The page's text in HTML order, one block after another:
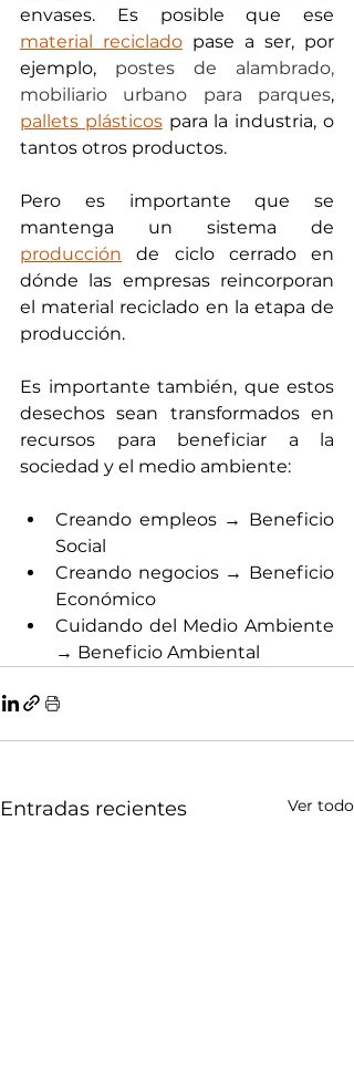
material reciclado pase a ser, por
ejemplo, postes de alambrado,
mobiliario urbano para parques
pallets plásticos para la industria, o
tantos otros productos.
Pero es importante que se
producción de ciclo cerrado en
dónde las empresas reincorporan
el material reciclado en la etapa de
producción.
Es importante también, que estos
desechos sean transformados en
recursos para beneficiar a la
sociedad y el medio ambiente:
Creando empleos → Beneficio
Social
Creando negocios → Beneficio
Económico
Cuidando del Medio Ambiente
→ Beneficio Ambiental
Entradas recientes Ver todo